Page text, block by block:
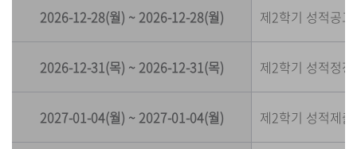
2026-12-28(월) ~ 2026-12-28(월) 제2학기 성적공
2026-12-31(목) ~ 2026-12-31(목) 제2학기 성적정
2027-01-04(월) ~ 2027-01-04(월) 제2학기 성적제